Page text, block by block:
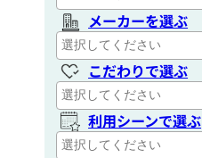
メーカーを選ぶ
こだわりで選ぶ
利用シーンで選ぶ